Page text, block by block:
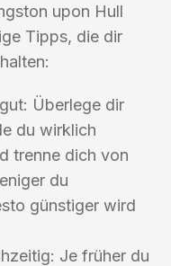
upon Hull
Tipps, die dir
Überlege dir
du wirklich
trenne dich von
du
günstiger wird
Je früher du